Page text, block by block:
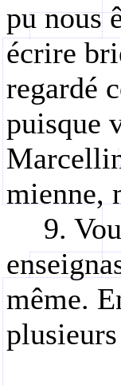
pu nous
écrire
regardé
puisque
mienne,
9.
même.
plusieurs